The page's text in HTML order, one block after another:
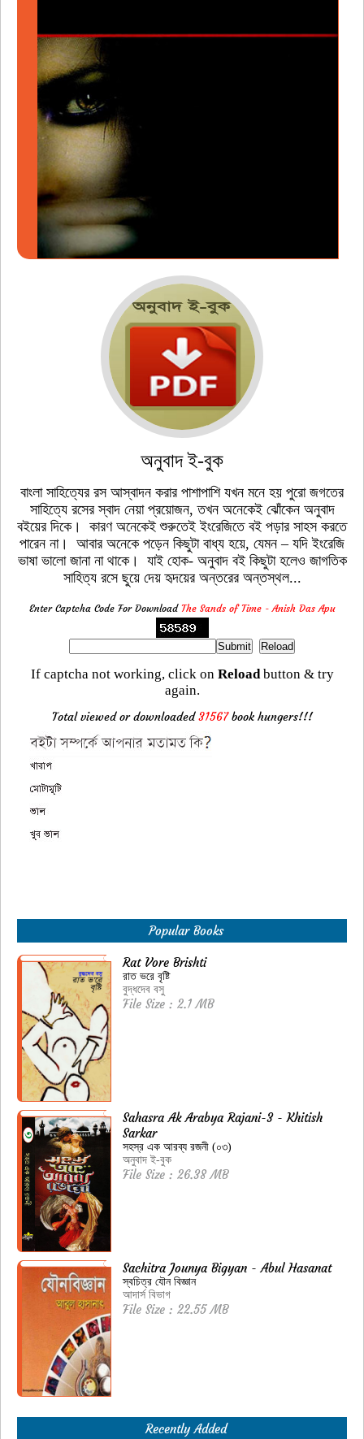
অনুবাদ ই-বুক
বাংলা সাহিত্যের রস আস্বাদন করার পাশাপাশি যখন মনে হয় পুরো জগতের
সাহিত্যে রসের স্বাদ নেয়া প্রয়োজন, তখন অনেকেই ঝোঁকেন অনুবাদ
বইয়ের দিকে। কারণ অনেকেই শুরুতেই ইংরেজিতে বই পড়ার সাহস করতে
পারেন না। আবার অনেকে পড়েন কিছুটা বাধ্য হয়ে, যেমন – যদি ইংরেজি
ভাষা ভালো জানা না থাকে। যাই হোক- অনুবাদ বই কিছুটা হলেও জাগতিক
সাহিত্য রসে ছুয়ে দেয় হৃদয়ের অন্তরের অন্তস্থল...
Enter Captcha Code For Download The Sands of Time - Anish Das Apu
If captcha not working, click on Reloadbutton & try
again.
Total viewed or downloaded31567book hungers!!!
Popular Books
Rat Vore Brishti
রাত ভরে বৃষ্টি
বুদ্ধদেব বসু
File Size : 2.1 MB
Sahasra Ak Arabya Rajani-3 - Khitish
Sarkar
সহস্র এক আরব্য রজনী (০৩)
অনুবাদ ই-বুক
File Size : 26.38 MB
Sachitra Jounya Bigyan - Abul Hasanat
স্বচিত্র যৌন বিজ্ঞান
আদার্স বিভাগ
File Size : 22.55 MB
Recently Added